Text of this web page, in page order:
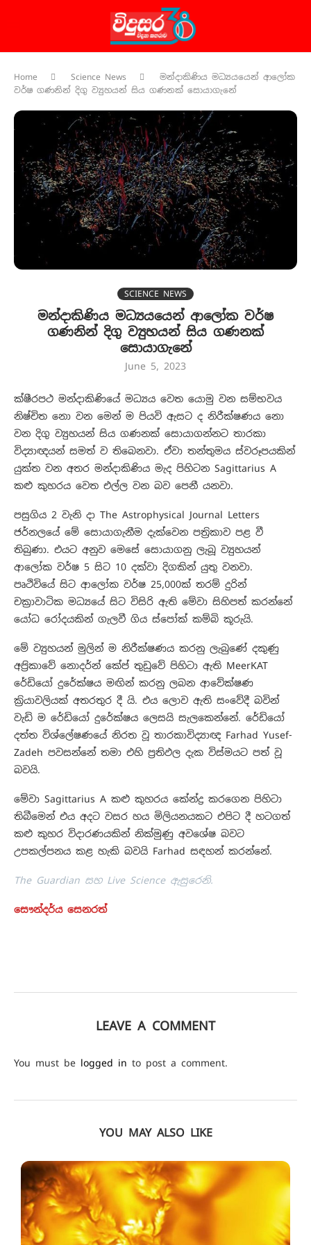
Home Science News
මන්දාකිණිය මධ්‍යයයෙන් ආලෝක
වර්ෂ ගණනින් දිගු ව්‍යුහයන් සිය ගණනක් සොයාගැනේ
SCIENCE NEWS
මන්දාකිණිය මධ්‍යයයෙන් ආලෝක වර්ෂ
ගණනින් දිගු ව්‍යුහයන් සිය ගණනක්
සොයාගැනේ
June 5, 2023
ක්ෂීරපථ මන්දාකිණියේ මධ්‍යය වෙත යොමු වන සම්භවය
නිෂ්චිත නො වන මෙන් ම පියවි ඇසට ද නිරීක්ෂණය නො
වන දිගු ව්‍යුහයන් සිය ගණනක් සොයාගන්නට තාරකා
විද්‍යාඥයන් සමත් ව තිබෙනවා. ඒවා තන්තුමය ස්වරූපයකින්
යුක්ත වන අතර මන්දාකිණිය මැද පිහිටන Sagittarius A
කළු කුහරය වෙත එල්ල වන බව පෙනී යනවා.
පසුගිය 2 වැනි දා The Astrophysical Journal Letters
ජර්නලයේ මේ සොයාගැනීම දැක්වෙන පත්‍රිකාව පළ වී
තිබුණා. එයට අනුව මෙසේ සොයාගනු ලැබූ ව්‍යුහයන්
ආලෝක වර්ෂ 5 සිට 10 දක්වා දිගකින් යුතු වනවා.
පෘථිවියේ සිට ආලෝක වර්ෂ 25,000ක් තරම් දුරින්
චක්‍රාවාටික මධ්‍යයේ සිට විසිරි ඇති මේවා සිහිපත් කරන්නේ
යෝධ රෝදයකින් ගැලවී ගිය ස්පෝක් කම්බි කූරුයි.
මේ ව්‍යුහයන් මුලින් ම නිරීක්ෂණය කරනු ලැබුණේ දකුණු
අප්‍රිකාවේ නොදර්න් කේප් තුඩුවේ පිහිටා ඇති MeerKAT
රේඩියෝ දුරේක්ෂය මඟින් කරනු ලබන ආවේක්ෂණ
ක්‍රියාවලියක් අතරතුර දී යි. එය ලොව ඇති සංවේදී බවින්
වැඩි ම රේඩියෝ දුරේක්ෂය ලෙසයි සැලකෙන්නේ. රේඩියෝ
දත්ත විශ්ලේෂණයේ නිරත වූ තාරකාවිද්‍යාඥ Farhad Yusef-
Zadeh පවසන්නේ තමා එහි ප්‍රතිඵල දැක විස්මයට පත් වූ
බවයි.
මේවා Sagittarius A කළු කුහරය කේන්ද්‍ර කරගෙන පිහිටා
තිබීමෙන් එය අදට වසර හය මිලියනයකට එපිට දී හටගත්
කළු කුහර විදාරණයකින් නික්මුණු අවශේෂ බවට
උපකල්පනය කළ හැකි බවයි Farhad සඳහන් කරන්නේ.
The Guardian සහ Live Science ඇසුරෙනි.
සෞන්දර්ය සෙනරත්
LEAVE A COMMENT
You must be logged in to post a comment.
YOU MAY ALSO LIKE